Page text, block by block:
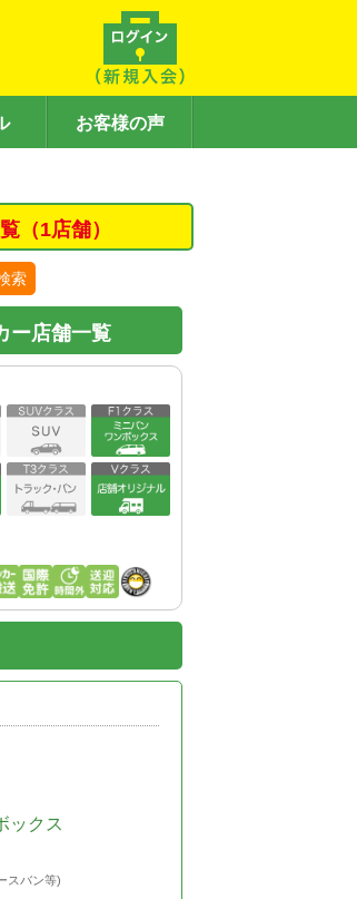
お客様の声
（1店舗）
索
ー店舗一覧
ックス
スバン等)